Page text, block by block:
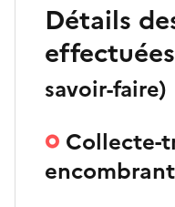
Détails
effectuées
savoir-faire)
Collecte-